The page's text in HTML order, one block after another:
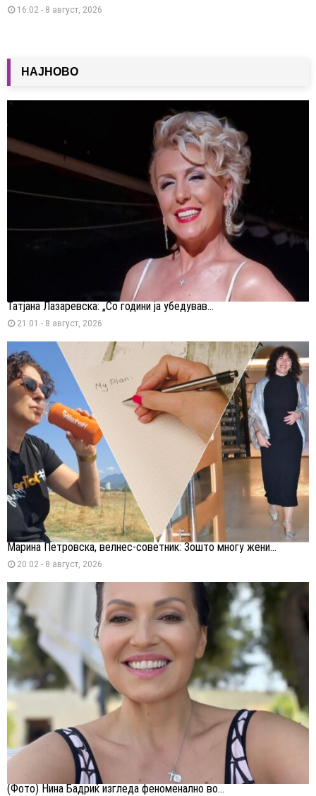
16:02 - 8 август, 2026
НАЈНОВО
Татјана Лазаревска: „Со години ја убедував...
21:01 - 8 август, 2026
Марина Петровска, велнес-советник: Зошто многу жени...
20:02 - 8 август, 2026
(Фото) Нина Бадриќ изгледа феноменално во...